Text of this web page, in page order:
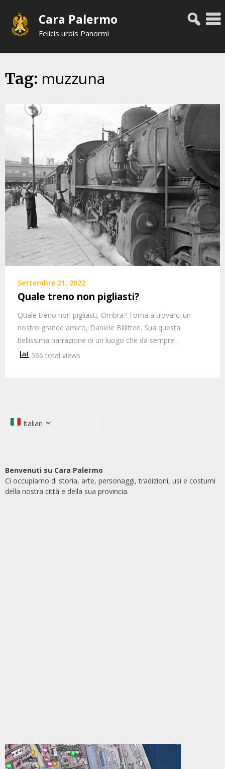
content
Cara Palermo
Felicis urbis Panormi
Tag: muzzuna
Settembre 21, 2022
Quale treno non pigliasti?
Quale treno non pigliasti, Ombra? Torna a trovarci un
nostro grande amico, Daniele Billitteri. Sua questa
bellissima narrazione di un luogo che da sempre…
566 total views
Italian
Benvenuti su Cara Palermo
Ci occupiamo di storia, arte, personaggi, tradizioni, usi e costumi
della nostra città e della sua provincia.